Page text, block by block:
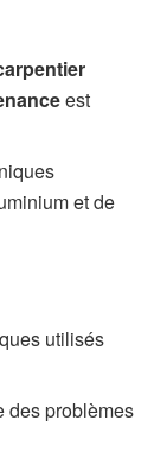
est
et de
utilisés
des problèmes